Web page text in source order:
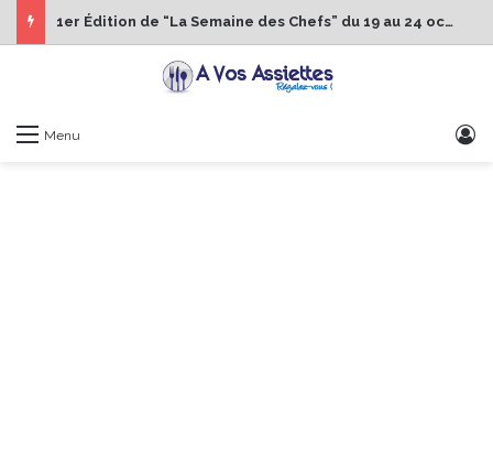
1er Édition de “La Semaine des Chefs” du 19 au 24 octobre 2026
Menu